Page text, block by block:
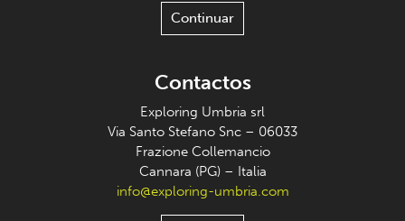
Continuar
Contactos
Exploring Umbria srl
Via Santo Stefano Snc – 06033
Frazione Collemancio
Cannara (PG) – Italia
info@exploring-umbria.com